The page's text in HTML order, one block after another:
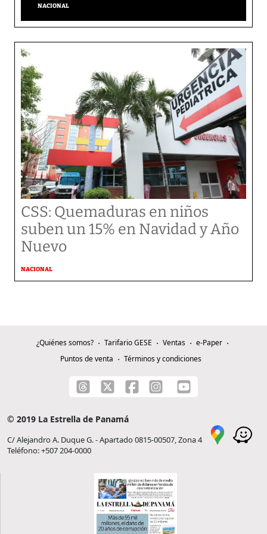
NACIONAL
CSS: Quemaduras en niños
suben un 15% en Navidad y Año
Nuevo
NACIONAL
¿Quiénes somos? Tarifario GESE Ventas
e-Paper
Puntos de venta
Términos y condiciones
© 2019 La Estrella de Panamá
C/ Alejandro A. Duque G. - Apartado 0815-00507, Zona 4
Teléfono: +507 204-0000